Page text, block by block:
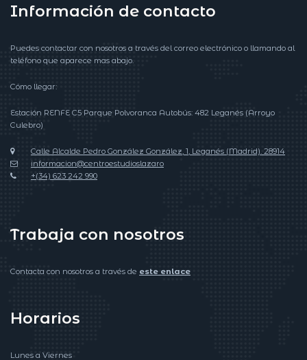
Información de contacto
Puedes contactar con nosotros a través del correo electrónico o llamando al
teléfono que aparece mas abajo.
Cómo llegar:
Estación RENFE C5 Parque Polvoranca Autobús: 482 Leganés (Arroyo
Culebro)
Calle Alcalde Pedro González González, 1, Leganés (Madrid). 28914
informacion@centroestudioslazaro
+(34) 623 242 990
Trabaja con nosotros
Contacta con nosotros a través de este enlace
Horarios
Lunes a Viernes